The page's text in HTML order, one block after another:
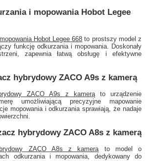
i mopowania Hobot Legee
Hobot Legee 668 to prostszy model z
funkcję odkurzania i mopowania. Doskonały
zapewnia łatwą obsługę i efektywne
hybrydowy ZACO A9s z kamerą
ZACO A9s z kamerąto urządzenie
umożliwiającą precyzyjne mapowanie
mopowania i odkurzania sprawiają, że nadaje
hybrydowy ZACO A8s z kamerą
ZACO A8s z kamerąto model o
odkurzania i mopowania, dedykowany do